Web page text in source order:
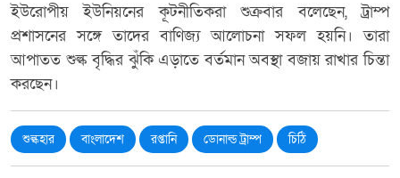
ইউরোপীয় ইউনিয়নের কূটনীতিকরা শুক্রবার বলেছেন, ট্রাম্প
প্রশাসনের সঙ্গে তাদের বাণিজ্য আলোচনা সফল হয়নি। তারা
আপাতত শুল্ক বৃদ্ধির ঝুঁকি এড়াতে বর্তমান অবস্থা বজায় রাখার চিন্তা
করছেন।
শুল্কহার বাংলাদেশ রপ্তানি ডোনাল্ড ট্রাম্প চিঠি